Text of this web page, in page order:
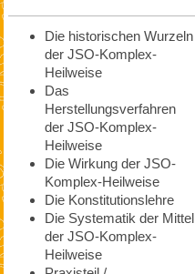
Die historischen Wurzeln
der JSO-Komplex-
Heilweise
Das
Herstellungsverfahren
der JSO-Komplex-
Heilweise
Die Wirkung der JSO-
Komplex-Heilweise
Die Konstitutionslehre
Die Systematik der Mittel
der JSO-Komplex-
Heilweise